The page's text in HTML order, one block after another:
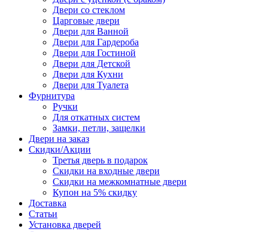
Двери со стеклом
Царговые двери
Двери для Ванной
Двери для Гардероба
Двери для Гостиной
Двери для Детской
Двери для Кухни
Двери для Туалета
Фурнитура
Ручки
Для откатных систем
Замки, петли, защелки
Двери на заказ
Скидки/Акции
Третья дверь в подарок
Скидки на входные двери
Скидки на межкомнатные двери
Купон на 5% скидку
Доставка
Статьи
Установка дверей